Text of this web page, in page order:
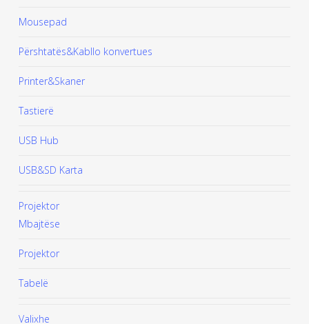
Mousepad
Përshtatës&Kabllo konvertues
Printer&Skaner
Tastierë
USB Hub
USB&SD Karta
Projektor
Mbajtëse
Projektor
Tabelë
Valixhe